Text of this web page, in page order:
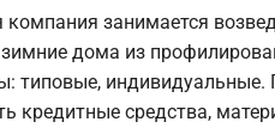
компания занимается
дома из
типовые, индивидуальные.
кредитные средства,